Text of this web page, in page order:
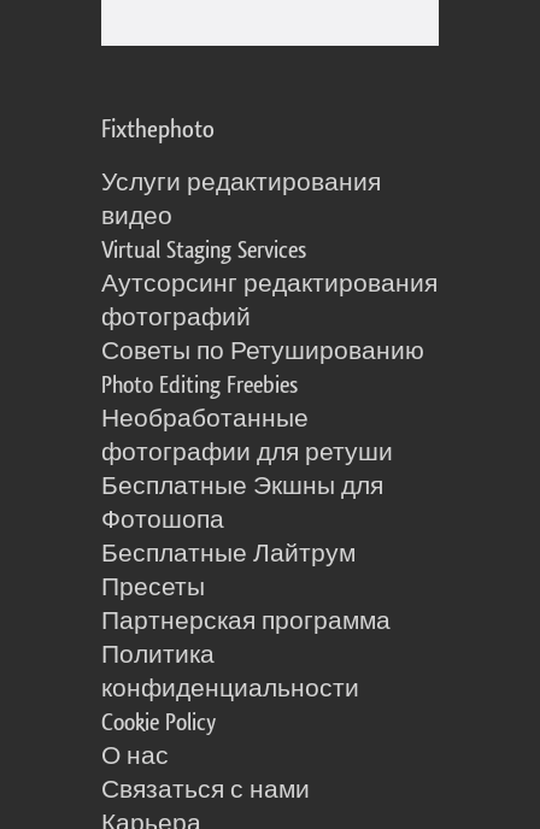
Fixthephoto
Услуги редактирования
видео
Virtual Staging Services
Аутсорсинг редактирования
фотографий
Советы по Ретушированию
Photo Editing Freebies
Необработанные
фотографии для ретуши
Бесплатные Экшны для
Фотошопа
Бесплатные Лайтрум
Пресеты
Партнерская программа
Политика
конфиденциальности
Cookie Policy
О нас
Связаться с нами